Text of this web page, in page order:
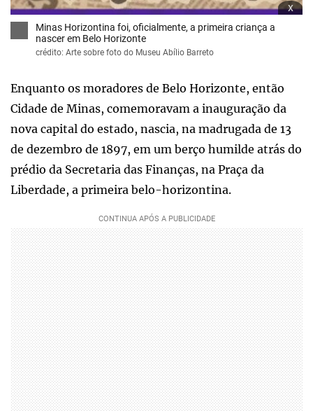
x
Minas Horizontina foi, oficialmente, a primeira criança a
nascer em Belo Horizonte
crédito: Arte sobre foto do Museu Abílio Barreto
Enquanto os moradores de Belo Horizonte, então
Cidade de Minas, comemoravam a inauguração da
nova capital do estado, nascia, na madrugada de 13
de dezembro de 1897, em um berço humilde atrás do
prédio da Secretaria das Finanças, na Praça da
Liberdade, a primeira belo-horizontina.